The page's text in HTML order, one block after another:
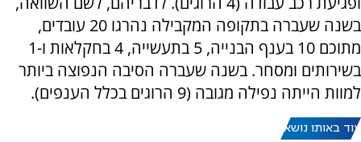
בשנה שעברה בתקופה המקבילה נהרגו 20 עובדים,
מתוכם 10 בענף הבנייה, 5 בתעשייה, 4 בחקלאות ו-1
בשירותים ומסחר. בשנה שעברה הסיבה הנפוצה ביותר
למוות הייתה נפילה מגובה (9 הרוגים בכלל הענפים).
עוד באותו נושא: